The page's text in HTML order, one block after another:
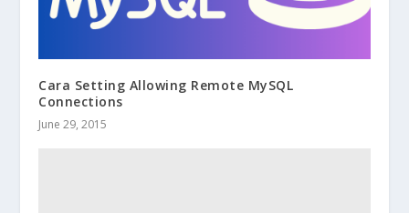
Cara Setting Allowing Remote MySQL
Connections
June 29, 2015